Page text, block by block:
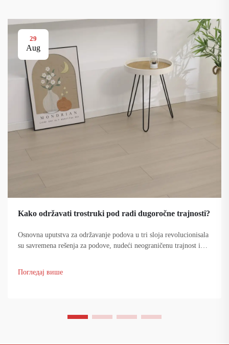
29
Aug
Kako održavati trostruki pod radi dugoročne trajnosti?
Osnovna uputstva za održavanje podova u tri sloja revolucionisala
su savremena rešenja za podove, nudeći neograničenu trajnost i
Погледај више